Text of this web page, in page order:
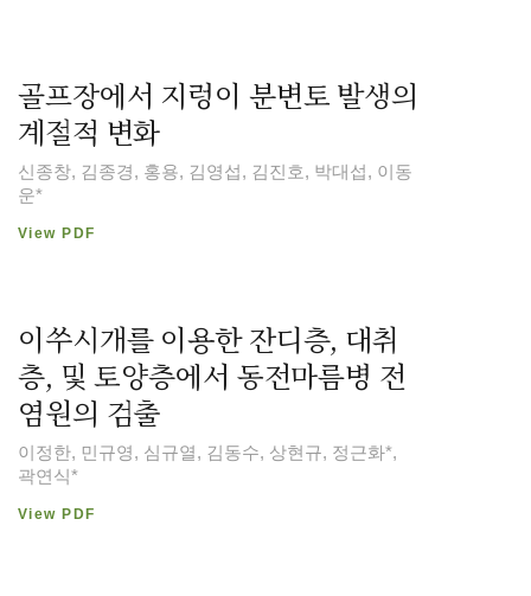
골프장에서 지렁이 분변토 발생의
계절적 변화
신종창, 김종경, 홍용, 김영섭, 김진호, 박대섭, 이동
운*
View PDF
이쑤시개를 이용한 잔디층, 대취
층, 및 토양층에서 동전마름병 전
염원의 검출
이정한, 민규영, 심규열, 김동수, 상현규, 정근화*,
곽연식*
View PDF